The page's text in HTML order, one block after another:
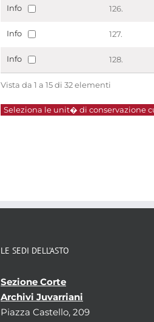
Info 126.
Info 127.
Info 128.
Vista da 1 a 15 di 32 elementi
Seleziona le unit� di conservazione
LE SEDI DELL’ASTO
Sezione Corte
Archivi Juvarriani
Piazza Castello, 209